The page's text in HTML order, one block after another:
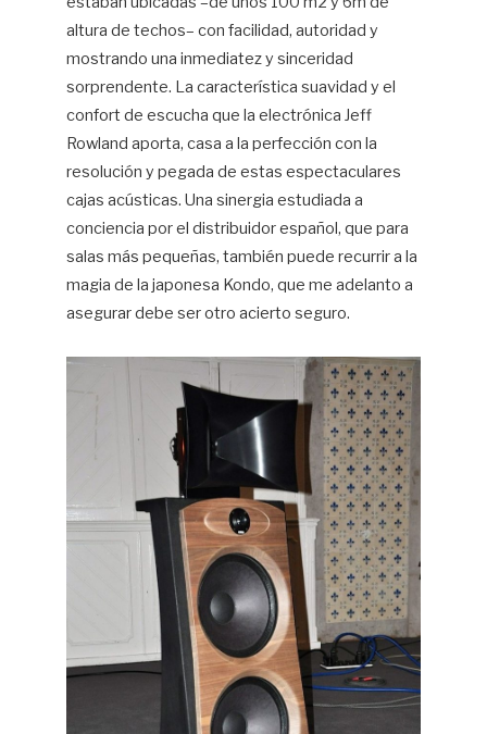
altura de techos– con facilidad, autoridad y
mostrando una inmediatez y sinceridad
sorprendente. La característica suavidad y el
confort de escucha que la electrónica Jeff
Rowland aporta, casa a la perfección con la
resolución y pegada de estas espectaculares
cajas acústicas. Una sinergia estudiada a
conciencia por el distribuidor español, que para
salas más pequeñas, también puede recurrir a la
magia de la japonesa Kondo, que me adelanto a
asegurar debe ser otro acierto seguro.